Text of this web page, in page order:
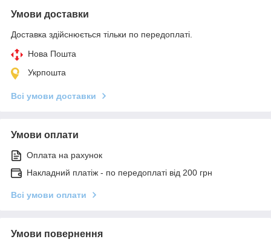
Умови доставки
Доставка здійснюється тільки по передоплаті.
Нова Пошта
Укрпошта
Всі умови доставки
Умови оплати
Оплата на рахунок
Накладний платіж - по передоплаті від 200 грн
Всі умови оплати
Умови повернення